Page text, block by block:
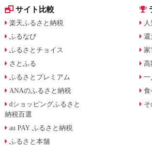
サイト比較
楽天ふるさと納税
ふるなび
ふるさとチョイス
さとふる
ふるさとプレミアム
ANAのふるさと納税
dショッピングふるさと
納税百選
au PAY ふるさと納税
ふるさと本舗
還
家
高
一
食
そ